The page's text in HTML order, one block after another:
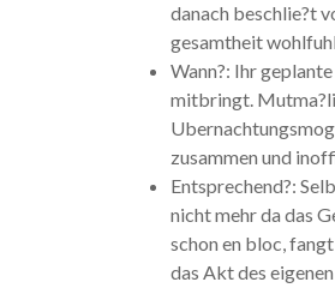
danach beschlie?t
gesamtheit
Wann?: Ihr
mitbringt.
zusammen und
Entsprechend?:
nicht mehr da das
schon en bloc,
das Akt des